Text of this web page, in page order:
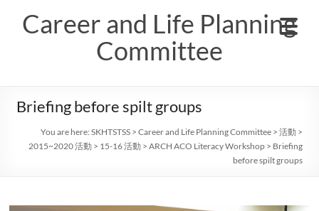
contentCareer and Life Planning
Committee
Briefing before spilt groups
You are here:SKHTSTSS >Career and Life Planning Committee >活動 >
2015~2020 活動 > 15-16 活動 >ARCH ACO Literacy Workshop > Briefing
before spilt groups